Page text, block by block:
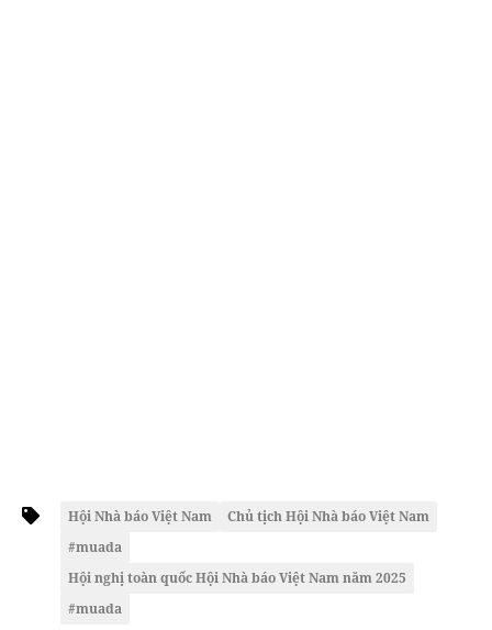
Hội Nhà báo Việt Nam
Chủ tịch Hội Nhà báo Việt Nam
#muada
Hội nghị toàn quốc Hội Nhà báo Việt Nam năm 2025
#muada